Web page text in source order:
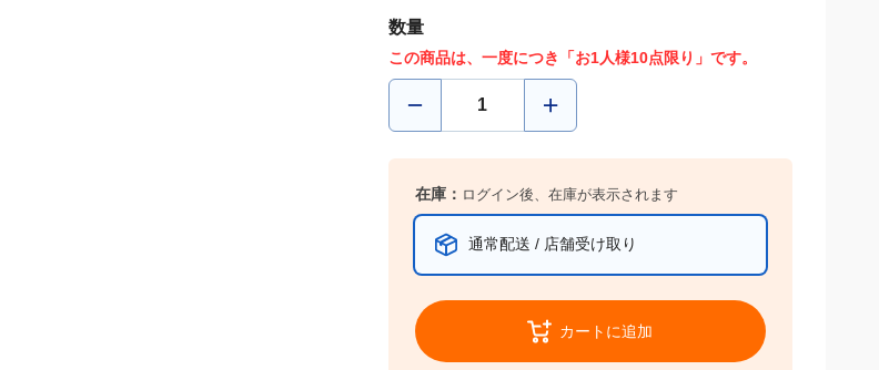
数量
この商品は、一度につき「お1人様10点限り」です。
在庫： ログイン後、在庫が表示されます
通常配送 / 店舗受け取り
カートに追加